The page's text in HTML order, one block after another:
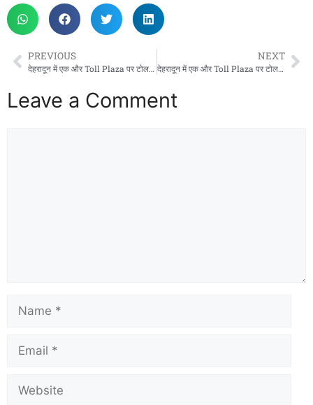
PREVIOUS
देहरादून में एक और Toll Plaza पर टोल वसूली शुरू, स्थानीय लोगों के लिए इतने रुपयों मासिक पास की सुविधा
NEXT
देहरादून में एक और Toll Plaza पर टोल वसूली शुरू, स्थानीय लोगों के लिए इतने रुपयों मासिक पास की सुविधा
Leave a Comment